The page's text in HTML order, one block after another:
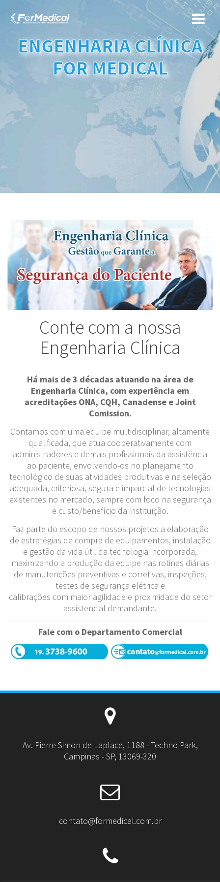
ENGENHARIA CLÍNICA
FOR MEDICAL
Conte com a nossa
Engenharia Clínica
Há mais de 3 décadas atuando na área de
Engenharia Clínica, com experiência em
acreditações ONA, CQH, Canadense e Joint
Comission.
Contamos com uma equipe multidisciplinar, altamente
qualificada, que atua cooperativamente com
administradores e demais profissionais da assistência
ao paciente, envolvendo-os no planejamento
tecnológico de suas atividades produtivas e na seleção
adequada, criteriosa, segura e imparcial de tecnologias
existentes no mercado, sempre com foco na segurança
e custo/benefício da instituição.
Faz parte do escopo de nossos projetos a elaboração
de estratégias de compra de equipamentos, instalação
e gestão da vida útil da tecnologia incorporada,
maximizando a produção da equipe nas rotinas diárias
de manutenções preventivas e corretivas, inspeções,
testes de segurança elétrica e
calibrações com maior agilidade e proximidade do setor
assistencial demandante.
Fale com o Departamento Comercial
Av. Pierre Simon de Laplace, 1188 - Techno Park,
Campinas - SP, 13069-320
contato@formedical.com.br